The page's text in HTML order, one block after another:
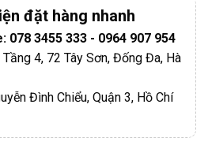
đặt hàng nhanh
078 3455 333 - 0964 907 954
4, 72 Tây Sơn, Đống Đa, Hà
Đình Chiểu, Quận 3, Hồ Chí